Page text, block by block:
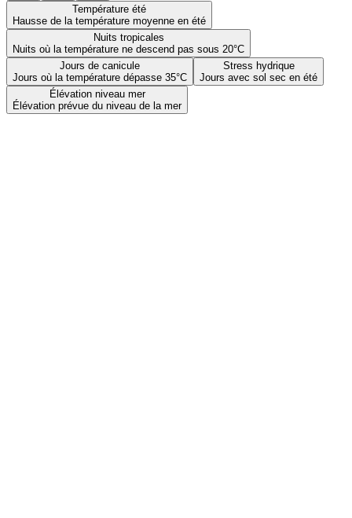
Température été
Hausse de la température moyenne en été
Nuits tropicales
Nuits où la température ne descend pas sous 20°C
Jours de canicule
Jours où la température dépasse 35°C
Stress hydrique
Jours avec sol sec en été
Élévation niveau mer
Élévation prévue du niveau de la mer